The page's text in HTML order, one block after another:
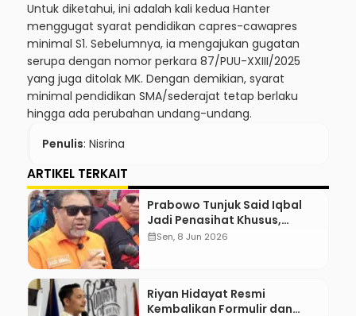
Untuk diketahui, ini adalah kali kedua Hanter
menggugat syarat pendidikan capres-cawapres
minimal S1. Sebelumnya, ia mengajukan gugatan
serupa dengan nomor perkara 87/PUU-XXIII/2025
yang juga ditolak MK. Dengan demikian, syarat
minimal pendidikan SMA/sederajat tetap berlaku
hingga ada perubahan undang-undang.
Penulis: Nisrina
ARTIKEL TERKAIT
Prabowo Tunjuk Said Iqbal
Jadi Penasihat Khusus,
Mengapa?
calendar_monthSen, 8 Jun 2026
Riyan Hidayat Resmi
Kembalikan Formulir dan